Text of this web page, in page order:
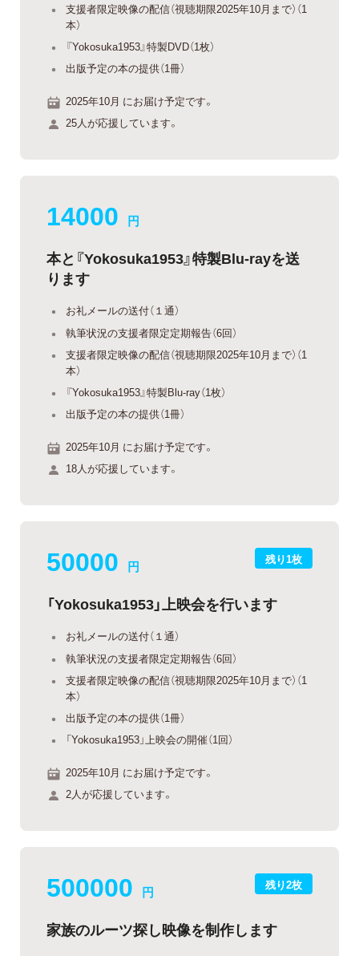
支援者限定映像の配信（視聴期限2025年10月まで）（1
本）
『Yokosuka1953』特製DVD（1枚）
出版予定の本の提供（1冊）
2025年10月 にお届け予定です。
25人が応援しています。
14000 円
本と『Yokosuka1953』特製Blu-rayを送
ります
お礼メールの送付（１通）
執筆状況の支援者限定定期報告（6回）
支援者限定映像の配信（視聴期限2025年10月まで）（1
本）
『Yokosuka1953』特製Blu-ray（1枚）
出版予定の本の提供（1冊）
2025年10月 にお届け予定です。
18人が応援しています。
残り1枚
50000 円
「Yokosuka1953」上映会を行います
お礼メールの送付（１通）
執筆状況の支援者限定定期報告（6回）
支援者限定映像の配信（視聴期限2025年10月まで）（1
本）
出版予定の本の提供（1冊）
「Yokosuka1953」上映会の開催（1回）
2025年10月 にお届け予定です。
2人が応援しています。
残り2枚
500000 円
家族のルーツ探し映像を制作します